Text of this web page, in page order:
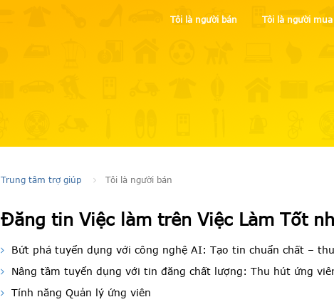
Tôi là người bán Tôi là người mua
Trung tâm trợ giúp Tôi là người bán
Đăng tin Việc làm trên Việc Làm Tốt
Bứt phá tuyển dụng với công nghệ AI: Tạo tin chuẩn chất –
Nâng tầm tuyển dụng với tin đăng chất lượng: Thu hút ứng
Tính năng Quản lý ứng viên